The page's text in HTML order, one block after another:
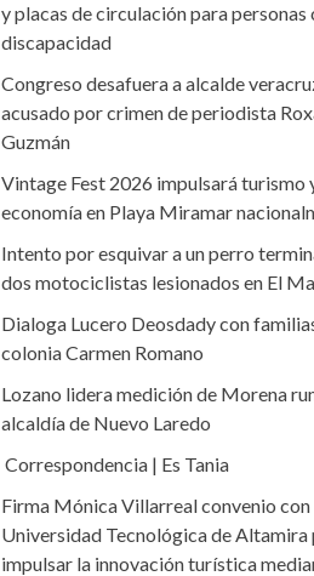
y placas de circulación para personas
discapacidad
Congreso desafuera a alcalde
acusado por crimen de periodista
Guzmán
Vintage Fest 2026 impulsará turismo
economía en Playa Miramar
Intento por esquivar a un perro
dos motociclistas lesionados en El
Dialoga Lucero Deosdady con
colonia Carmen Romano
Lozano lidera medición de Morena
alcaldía de Nuevo Laredo
Correspondencia | Es Tania
Firma Mónica Villarreal convenio con
Universidad Tecnológica de Altamira
impulsar la innovación turística